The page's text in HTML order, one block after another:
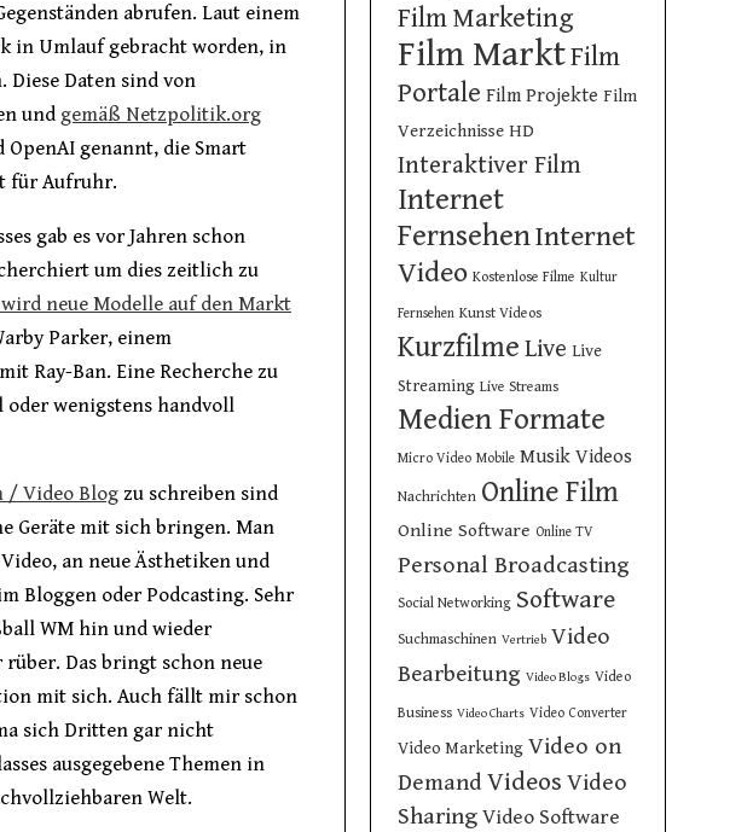
abrufen. Laut einem
in Umlauf gebracht worden, in
Diese Daten sind von
und gemäß Netzpolitik.org
genannt, die Smart
für Aufruhr.
gab es vor Jahren schon
um dies zeitlich zu
wird neue Modelle auf den Markt
Parker, einem
Ray-Ban. Eine Recherche zu
oder wenigstens handvoll
/ Video Blog zu schreiben sind
Geräte mit sich bringen. Man
an neue Ästhetiken und
Bloggen oder Podcasting. Sehr
WM hin und wieder
Das bringt schon neue
mit sich. Auch fällt mir schon
sich Dritten gar nicht
ausgegebene Themen in
Welt.
Film Marketing
Film MarktFilm
Portale Film Projekte Film
Verzeichnisse HD
Interaktiver Film
Internet
FernsehenInternet
Video Kostenlose Filme Kultur
Fernsehen Kunst Videos
Kurzfilme Live Live
Streaming Live Streams
Medien Formate
Micro Video Mobile Musik Videos
Nachrichten Online Film
Online Software Online TV
Personal Broadcasting
Social Networking Software
Suchmaschinen Vertrieb Video
Bearbeitung Video Blogs Video
Business Video Charts Video Converter
Video Marketing Video on
Demand Videos Video
Sharing Video Software